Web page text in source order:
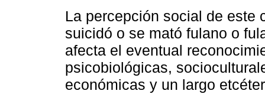
La percepción social de este
suicidó o se mató fulano o
afecta el eventual
psicobiológicas,
económicas y un largo